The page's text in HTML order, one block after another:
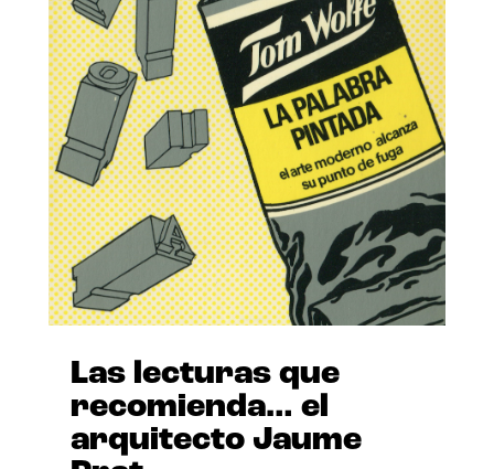
Las lecturas que
recomienda… el
arquitecto Jaume